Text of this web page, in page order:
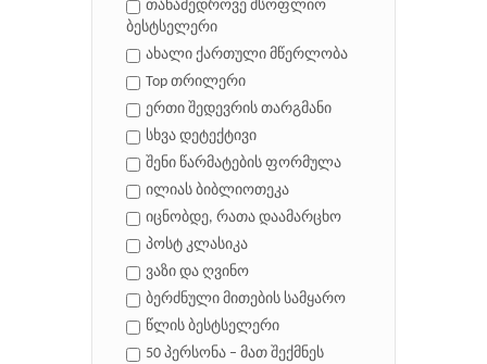
თანამედროვე მსოფლიო
ბესტსელერი
ახალი ქართული მწერლობა
Top თრილერი
ერთი შედევრის თარგმანი
სხვა დეტექტივი
შენი წარმატების ფორმულა
ილიას ბიბლიოთეკა
იცნობდე, რათა დაამარცხო
პოსტ კლასიკა
ვაზი და ღვინო
ბერძნული მითების სამყარო
წლის ბესტსელერი
50 პერსონა – მათ შექმნეს